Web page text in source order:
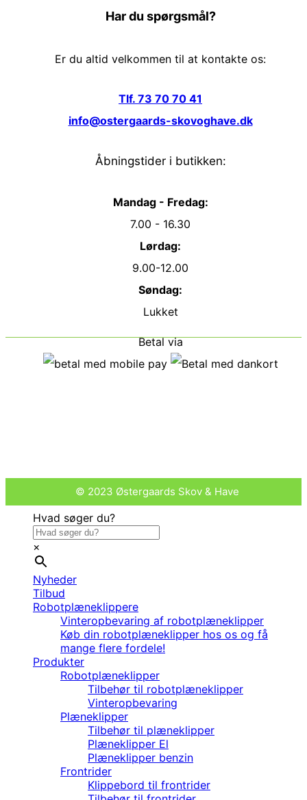
Har du spørgsmål?
Er du altid velkommen til at kontakte os:
Tlf. 73 70 70 41
info@ostergaards-skovoghave.dk
Åbningstider i butikken:
Mandag - Fredag:
7.00 - 16.30
Lørdag:
9.00-12.00
Søndag:
Lukket
Betal via
© 2023 Østergaards Skov & Have
Hvad søger du?
×
Nyheder
Tilbud
Robotplæneklippere
Vinteropbevaring af robotplæneklipper
Køb din robotplæneklipper hos os og få
mange flere fordele!
Produkter
Robotplæneklipper
Tilbehør til robotplæneklipper
Vinteropbevaring
Plæneklipper
Tilbehør til plæneklipper
Plæneklipper El
Plæneklipper benzin
Frontrider
Klippebord til frontrider